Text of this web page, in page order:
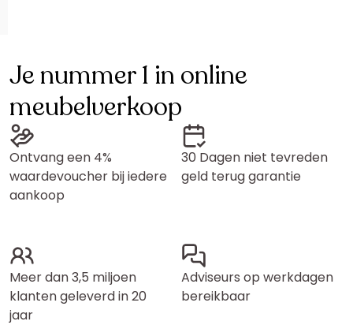
Je nummer 1 in online
meubelverkoop
Ontvang een 4%
waardevoucher bij iedere
aankoop
30 Dagen niet tevreden
geld terug garantie
Meer dan 3,5 miljoen
klanten geleverd in 20
jaar
Adviseurs op werkdagen
bereikbaar